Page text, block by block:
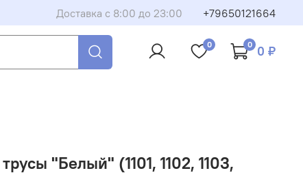
Доставка с 8:00 до 23:00 +79650121664
0 0 0 ₽
"Белый" (1101, 1102, 1103,